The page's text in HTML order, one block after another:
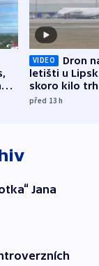
VIDEO
Dron
letišti u
skoro kilo
indicie
před 13h
Jana